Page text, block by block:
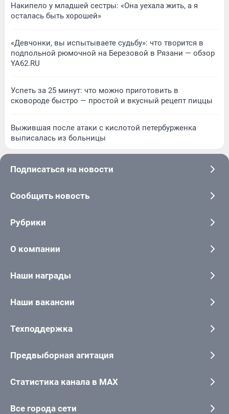
Накипело у младшей сестры: «Она уехала жить, а я
осталась быть хорошей»
«Девчонки, вы испытываете судьбу»: что творится в
подпольной рюмочной на Березовой в Рязани — обзор
YA62.RU
Успеть за 25 минут: что можно приготовить в
сковороде быстро — простой и вкусный рецепт пиццы
Выжившая после атаки с кислотой петербурженка
выписалась из больницы
Подписаться на новости
Сообщить новость
Рубрики
О компании
Наши награды
Наши вакансии
Техподдержка
Предвыборная агитация
Статистика канала в MAX
Все города сети